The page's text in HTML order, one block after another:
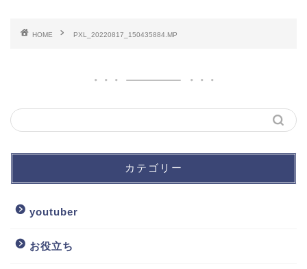
HOME PXL_20220817_150435884.MP
カテゴリー
youtuber
お役立ち